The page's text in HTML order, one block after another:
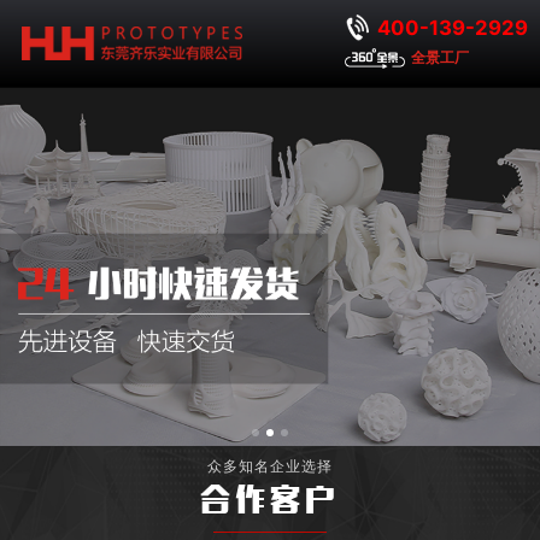
400-139-2929
全景工厂
众多知名企业选择
合作客户